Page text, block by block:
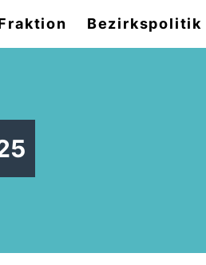
Bezirkspolitik